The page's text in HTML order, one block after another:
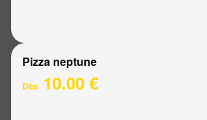
Pizza neptune
Dès 10.00 €